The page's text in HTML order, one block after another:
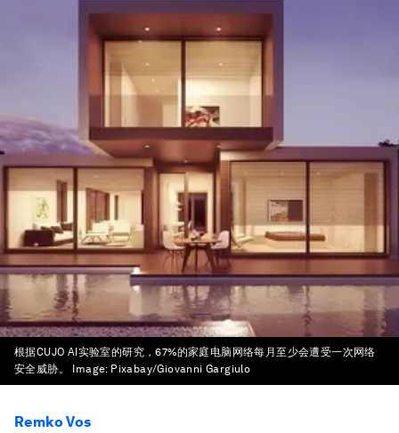
根据CUJO AI实验室的研究，67%的家庭电脑网络每月至少会遭受一次网络
安全威胁。
Image: Pixabay/Giovanni Gargiulo
Remko Vos